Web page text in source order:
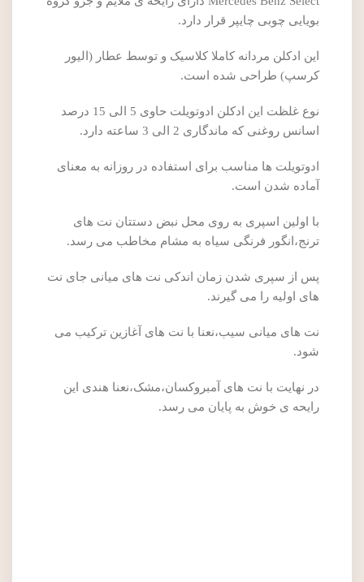
بویایی چوبی چایپر قرار دارد.
این ادکلن مردانه کاملا کلاسیک و توسط عطار (الیور
کرسپ) طراحی شده است.
نوع غلظت این ادکلن ادوتویلت حاوی 5 الی 15 درصد
اسانس روغنی که ماندگاری 2 الی 3 ساعته دارد.
ادوتویلت ها مناسب برای استفاده در روزانه به معنای
آماده شدن است.
با اولین اسپری به روی محل نبض دستتان نت های
ترنج،انگور فرنگی سیاه به مشام مخاطب می رسد.
پس از سپری شدن زمان اندکی نت های میانی جای نت
های اولیه را می گیرند.
نت های میانی سیب،نعنا با نت های آغازین ترکیب می
شود.
در نهایت با نت های آمبروکسان،مشک،نعنا هندی این
رایحه ی خوش به پایان می رسد.